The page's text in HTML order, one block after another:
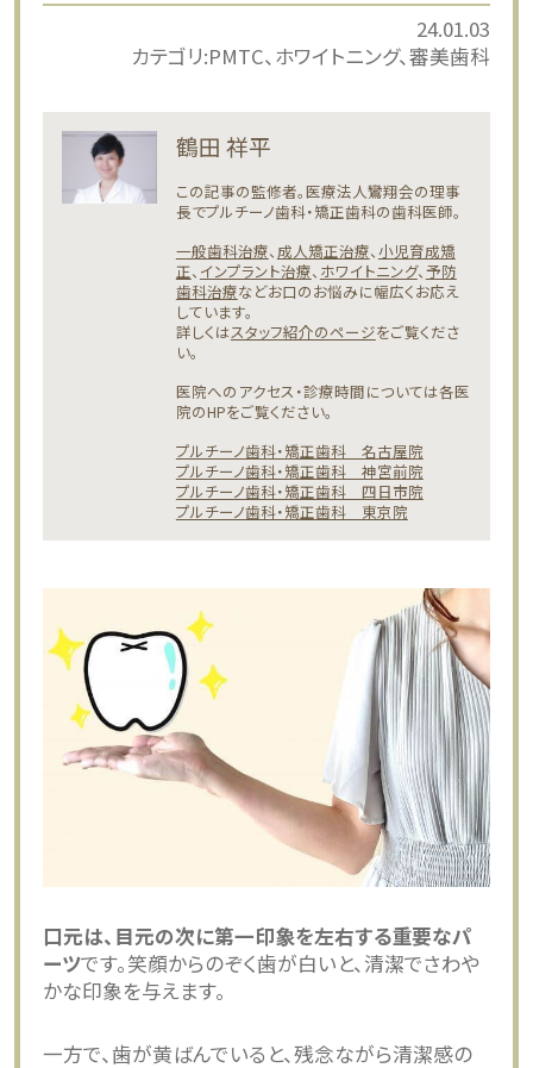
24.01.03
カテゴリ:PMTC ホワイトニング 審美歯科
鶴田 祥平
この記事の監修者。医療法人鸞翔会の理事
長でプルチーノ歯科・矯正歯科の歯科医師。
一般歯科治療、 成人矯正治療、 小児育成矯
正、 インプラント治療、 ホワイトニング、 予防
歯科治療などお口のお悩みに幅広くお応え
しています。
詳しくはスタッフ紹介のページをご覧くださ
い。
医院へのアクセス・診療時間については各医
院のHPをご覧ください。
プルチーノ歯科・矯正歯科 名古屋院
プルチーノ歯科・矯正歯科 神宮前院
プルチーノ歯科・矯正歯科 四日市院
プルチーノ歯科・矯正歯科 東京院
口元は、目元の次に第一印象を左右する重要なパ
ーツです。笑顔からのぞく歯が白いと、清潔でさわや
かな印象を与えます。
一方で、歯が黄ばんでいると、残念ながら清潔感の